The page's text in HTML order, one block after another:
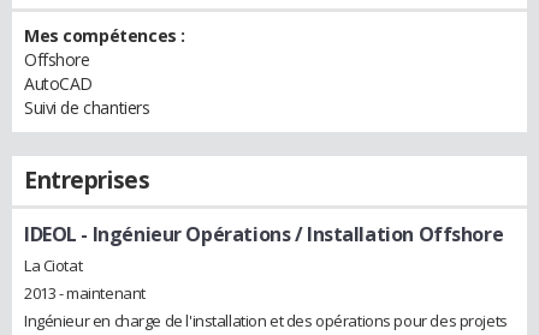
Mes compétences :
Offshore
AutoCAD
Suivi de chantiers
Entreprises
IDEOL - Ingénieur Opérations / Installation Offshore
La Ciotat
2013 - maintenant
Ingénieur en charge de l'installation et des opérations pour des projets